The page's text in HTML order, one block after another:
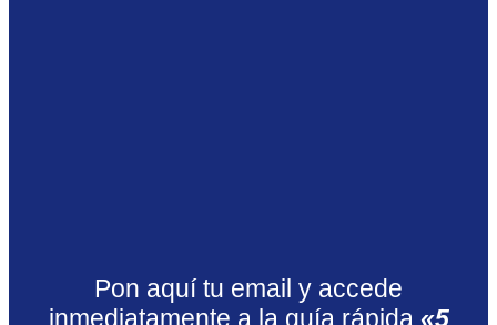
Pon aquí tu email y accede
inmediatamente a la guía rápida «5